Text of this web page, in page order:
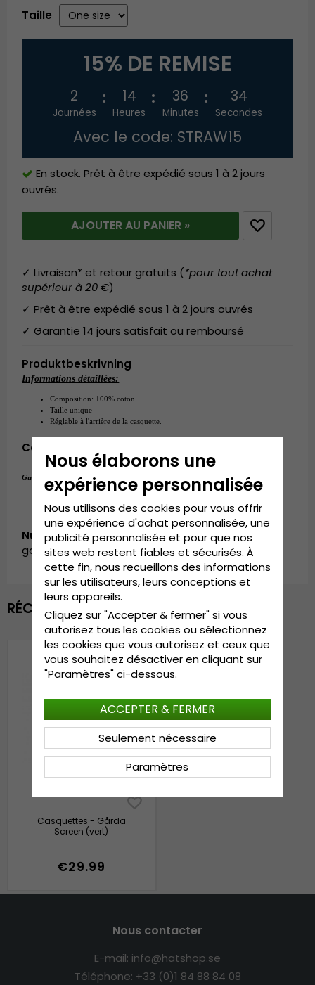
Taille
15% DE REMISE
2
Journées
14
Heures
36
Minutes
34
Secondes
Avec le code: STRAW15
En stock. Prêt à être expédié sous 1 à 2 jours
ouvrés.
AJOUTER AU PANIER »
✓ Livraison* et retour gratuits (*pour tout achat
supérieur à 20 €)
✓ Prêt à être expédié sous 1 à 2 jours ouvrés
✓ Garantie 14 jours satisfait ou remboursé
Produktbeskrivning
Informations détaillées:
Composition: 100% coton
Taille unique
Réglable à l'arrière de la casquette.
Composition:
Guide des tailles: Taille unique
Numéro d’article:
garda.cap.screen-green
RÉCEMMENT VU
Casquettes - Gårda
Screen (vert)
€29.99
Nous contacter
E-mail: info@hatshop.se
Téléphone: +33 (0)1 84 88 84 08
Nous élaborons une
expérience personnalisée
Nous utilisons des cookies pour vous offrir
une expérience d'achat personnalisée, une
publicité personnalisée et pour que nos
sites web restent fiables et sécurisés. À
cette fin, nous recueillons des informations
sur les utilisateurs, leurs conceptions et
leurs appareils.
Cliquez sur "Accepter & fermer" si vous
autorisez tous les cookies ou sélectionnez
les cookies que vous autorisez et ceux que
vous souhaitez désactiver en cliquant sur
"Paramètres" ci-dessous.
Paramètres
Seulement nécessaire
ACCEPTER & FERMER